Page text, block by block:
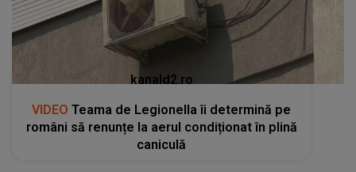
kanald2.ro
VIDEO Teama de Legionella îi determină pe
români să renunțe la aerul condiționat în plină
caniculă